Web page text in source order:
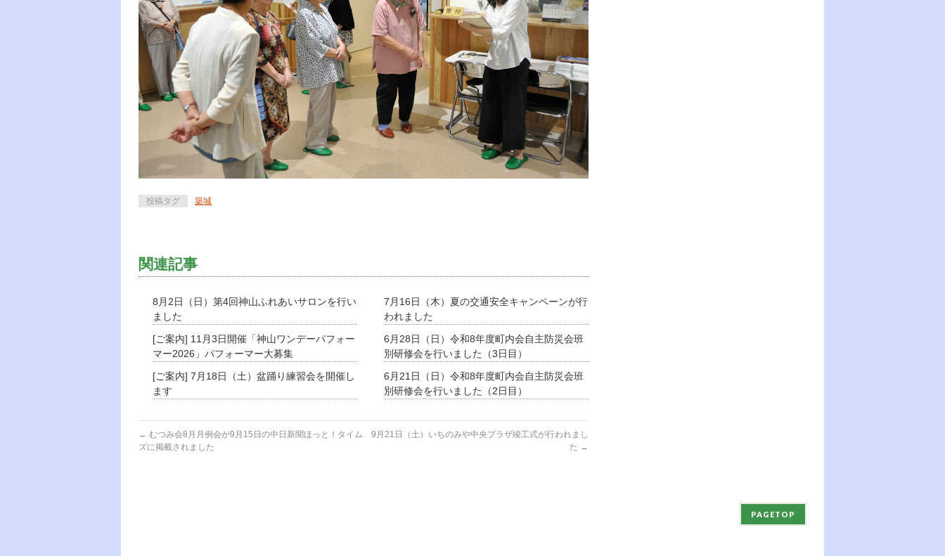
投稿タグ 築城
関連記事
8月2日（日）第4回神山ふれあいサロンを行い
ました
7月16日（木）夏の交通安全キャンペーンが行
われました
[ご案内] 11月3日開催「神山ワンデーパフォー
マー2026」パフォーマー大募集
6月28日（日）令和8年度町内会自主防災会班
別研修会を行いました（3日目）
[ご案内] 7月18日（土）盆踊り練習会を開催し
ます
6月21日（日）令和8年度町内会自主防災会班
別研修会を行いました（2日目）
← むつみ会8月月例会が9月15日の中日新聞ほっと！タイム
ズに掲載されました
9月21日（土）いちのみや中央プラザ竣工式が行われまし
た →
PAGETOP